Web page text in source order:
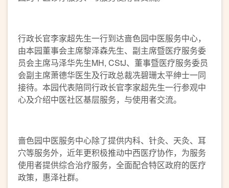
行政长官李家超先生一行到达啬色园中医服务中心，
由本园董事会主席黎泽森先生、副主席暨医疗服务委
员会主席马泽华先生MH, CStJ、董事暨医疗服务委员
会副主席萧德华医生及行政总裁冼碧珊太平绅士一同
接待。本园代表陪同行政长官李家超先生一行参观中
心及介绍中医社区基层服务，与使用者交流。
啬色园中医服务中心除了提供内科、针灸、天灸、耳
穴等服务外，近年更积极推动中西医疗协作，为服务
使用者提供综合治疗服务，全面配合特区政府的医疗
政策，惠泽社群。